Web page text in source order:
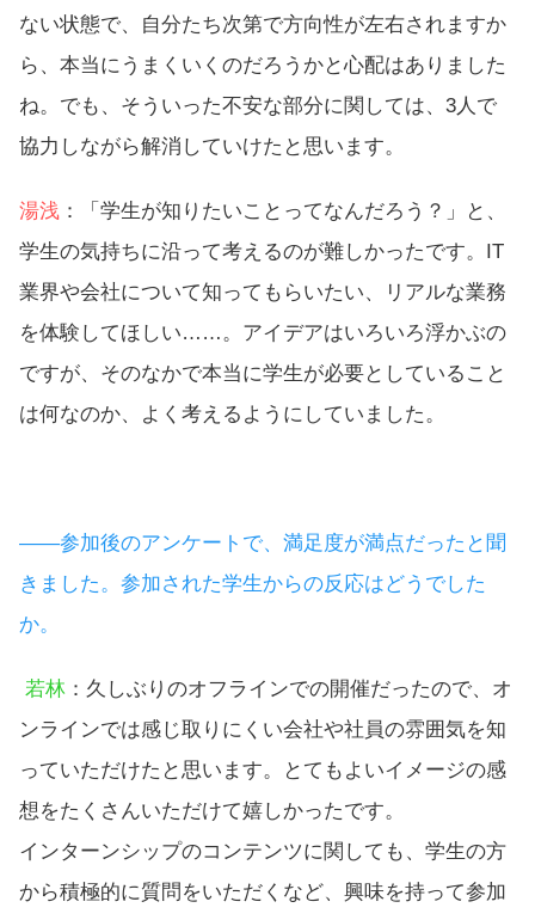
ない状態で、自分たち次第で方向性が左右されますか
ら、本当にうまくいくのだろうかと心配はありました
ね。でも、そういった不安な部分に関しては、3人で
協力しながら解消していけたと思います。
湯浅 ：「学生が知りたいことってなんだろう？」と、
学生の気持ちに沿って考えるのが難しかったです。IT
業界や会社について知ってもらいたい、リアルな業務
を体験してほしい……。アイデアはいろいろ浮かぶの
ですが、そのなかで本当に学生が必要としていること
は何なのか、よく考えるようにしていました。
――参加後のアンケートで、満足度が満点だったと聞
きました。参加された学生からの反応はどうでした
か。
若林 ：久しぶりのオフラインでの開催だったので、オ
ンラインでは感じ取りにくい会社や社員の雰囲気を知
っていただけたと思います。とてもよいイメージの感
想をたくさんいただけて嬉しかったです。
インターンシップのコンテンツに関しても、学生の方
から積極的に質問をいただくなど、興味を持って参加